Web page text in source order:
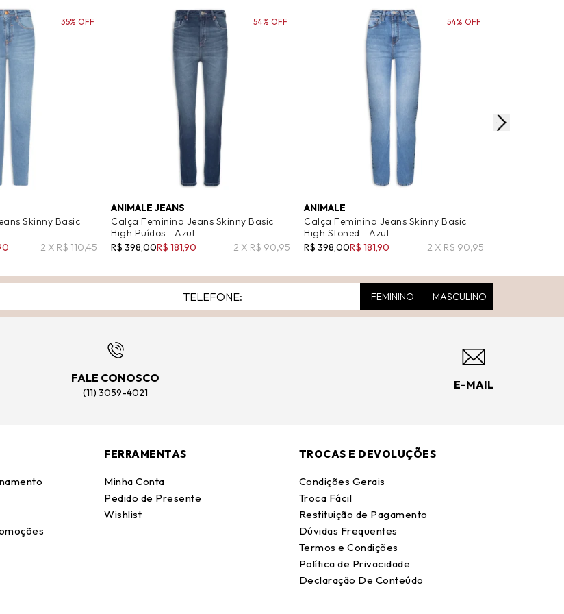
Skinny Basic
2 X R$ 110,45
35% OFF
ANIMALE JEANS
Calça Feminina Jeans Skinny Basic
High Puídos - Azul
R$ 398,00R$ 181,90 2 X R$ 90,95
54% OFF
ANIMALE
Calça Feminina Jeans Skinny Basic
High Stoned - Azul
R$ 398,00R$ 181,90 2 X R$ 90,95
54% OFF
FEMININO MASCULINO
FALE CONOSCO
(11) 3059-4021
E-MAIL
FERRAMENTAS
Minha Conta
Pedido de Presente
Wishlist
TROCAS E DEVOLUÇÕES
Condições Gerais
Troca Fácil
Restituição de Pagamento
Dúvidas Frequentes
Termos e Condições
Política de Privacidade
Declaração De Conteúdo